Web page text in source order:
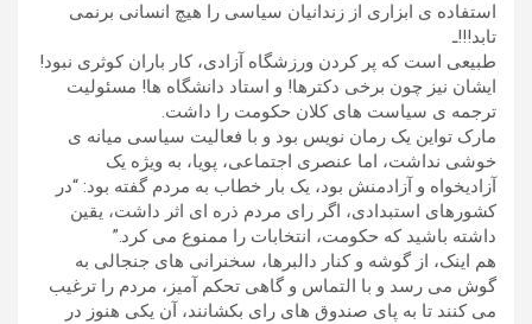
استفاده ی ابزاری از زندانیان سیاسی را هیچ انسانی برنمی
تابد!!!ـ
طبیعی است که پر کردن ورزشگاه آزادی، کار باران کوثری نبود!
ایشان نیز چون برخی دکترها! و استاد دانشگاه ها! مسئولیت
ترجمه ی سیاست های کلان حکومت را داشت.
مارک تواین یک رمان نویس بود و با فعالیت سیاسی میانه ی
خوشی نداشت، اما عنصری اجتماعی، پویا، به ویژه یک
آزادیخواه و آزادمنش بود، یک بار خطاب به مردم گفته بود: “در
کشورهای استبدادی، اگر رای مردم ذره ای اثر داشت، یقین
داشته باشید که حکومت، انتخابات را ممنوع می کرد.”
هم اینک، از گوشه و کنار دالبرها، سخنرانی های جنجالی به
گوش می رسد و با التماس و گاهی تحکم آمیز، مردم را ترغیب
می کنند تا به پای صندوق های رای بکشانند، آن یکی هنوز در